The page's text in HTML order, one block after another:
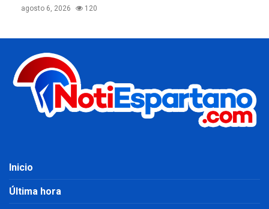
agosto 6, 2026 120
Inicio
Última hora